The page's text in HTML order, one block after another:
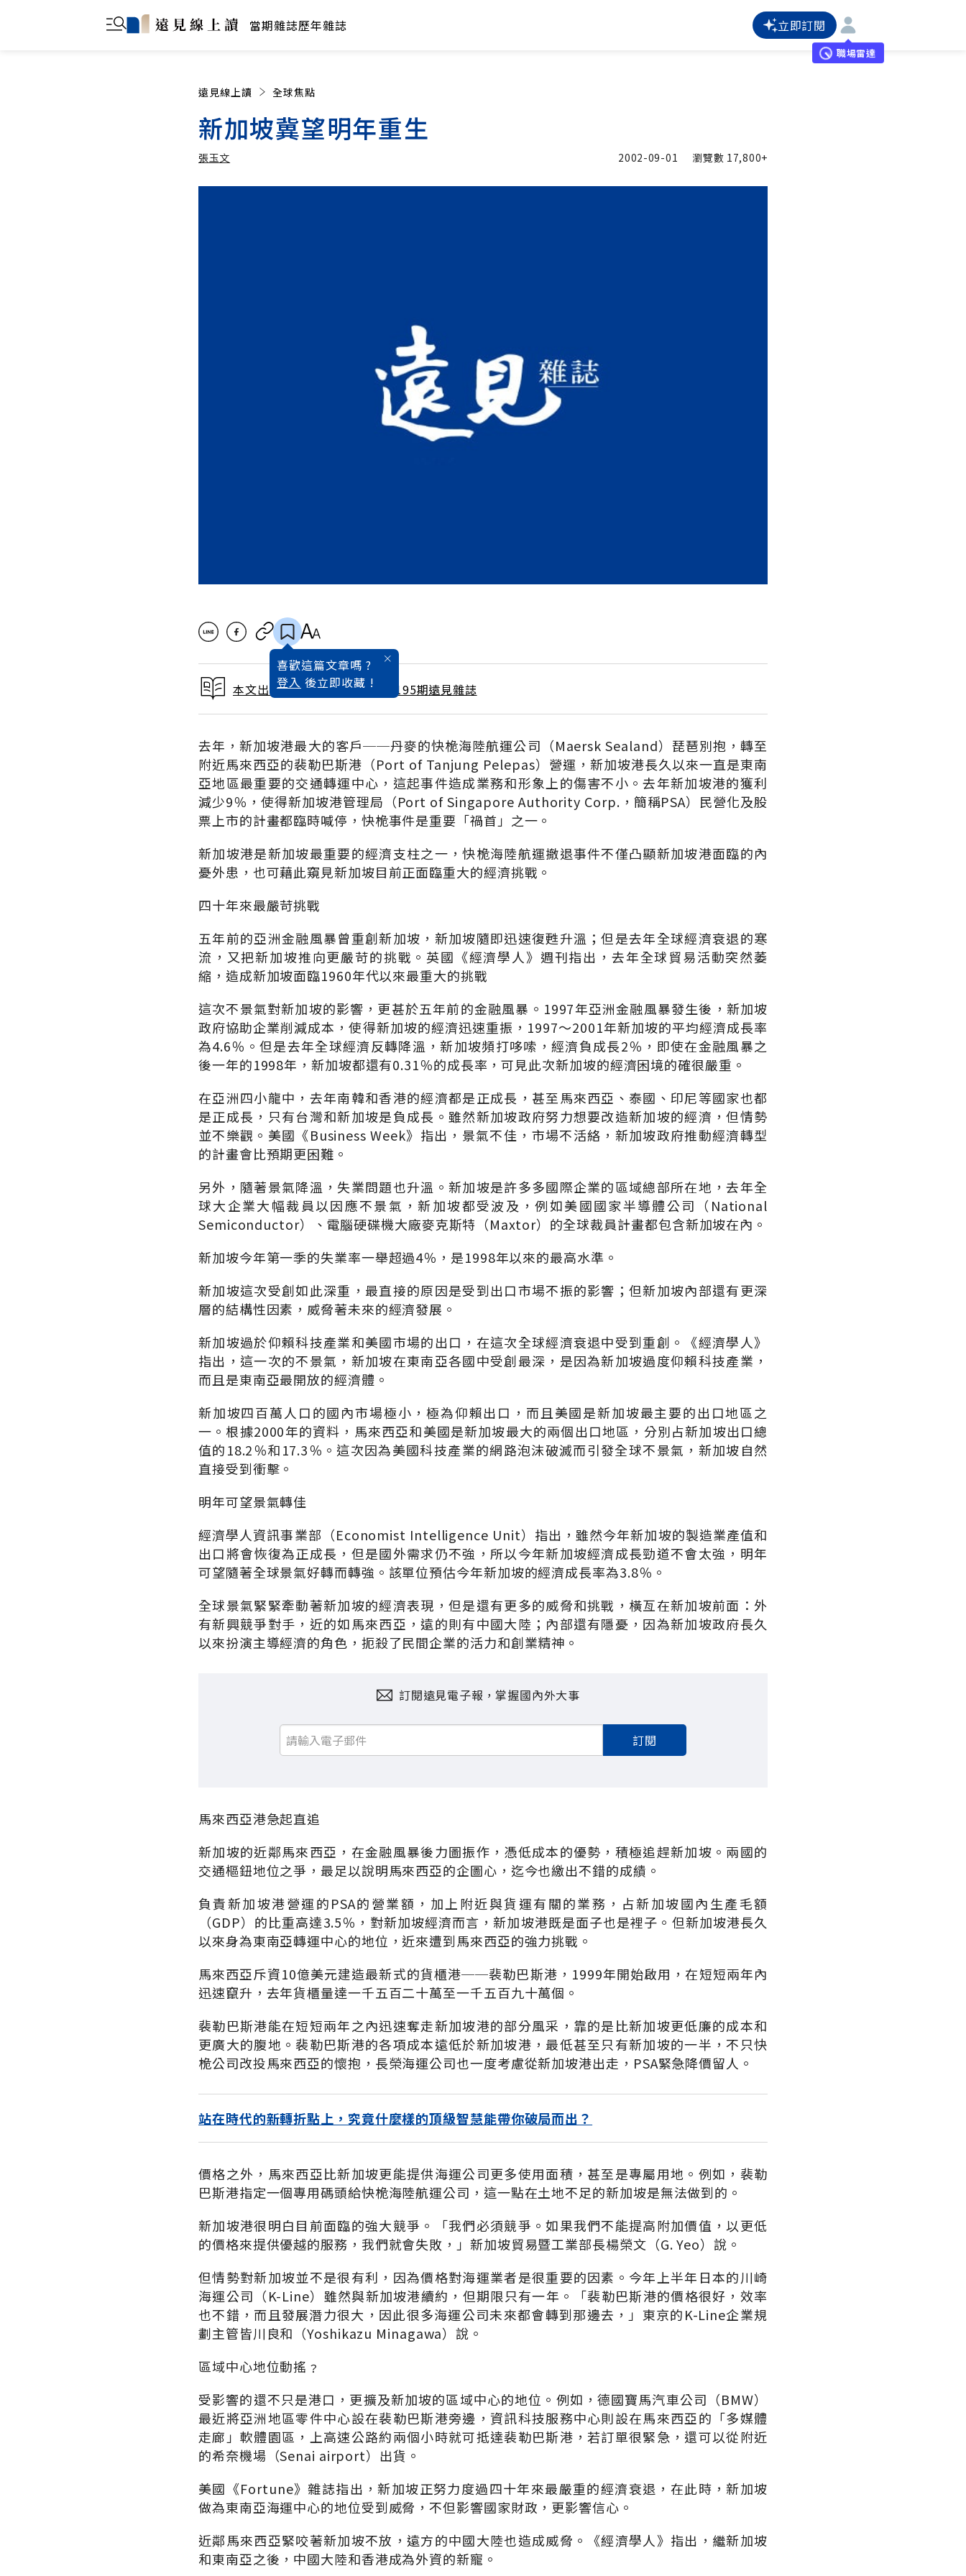
當期雜誌歷年雜誌 立即訂閱
職場雷達
遠見線上讀 全球焦點
新加坡冀望明年重生
張玉文 2002-09-01 瀏覽數 17,800+
喜歡這篇文章嗎 ?
登入 後立即收藏 !
本文出自 2002 / 9月號雜誌 第195期遠見雜誌
去年，新加坡港最大的客戶──丹麥的快桅海陸航運公司（Maersk Sealand）琵琶別抱，轉至
附近馬來西亞的裴勒巴斯港（Port of Tanjung Pelepas）營運，新加坡港長久以來一直是東南
亞地區最重要的交通轉運中心，這起事件造成業務和形象上的傷害不小。去年新加坡港的獲利
減少9％，使得新加坡港管理局（Port of Singapore Authority Corp.，簡稱PSA）民營化及股
票上市的計畫都臨時喊停，快桅事件是重要「禍首」之一。
新加坡港是新加坡最重要的經濟支柱之一，快桅海陸航運撤退事件不僅凸顯新加坡港面臨的內
憂外患，也可藉此窺見新加坡目前正面臨重大的經濟挑戰。
四十年來最嚴苛挑戰
五年前的亞洲金融風暴曾重創新加坡，新加坡隨即迅速復甦升溫；但是去年全球經濟衰退的寒
流，又把新加坡推向更嚴苛的挑戰。英國《經濟學人》週刊指出，去年全球貿易活動突然萎
縮，造成新加坡面臨1960年代以來最重大的挑戰
這次不景氣對新加坡的影響，更甚於五年前的金融風暴。1997年亞洲金融風暴發生後，新加坡
政府協助企業削減成本，使得新加坡的經濟迅速重振，1997～2001年新加坡的平均經濟成長率
為4.6％。但是去年全球經濟反轉降溫，新加坡頻打哆嗦，經濟負成長2％，即使在金融風暴之
後一年的1998年，新加坡都還有0.31％的成長率，可見此次新加坡的經濟困境的確很嚴重。
在亞洲四小龍中，去年南韓和香港的經濟都是正成長，甚至馬來西亞、泰國、印尼等國家也都
是正成長，只有台灣和新加坡是負成長。雖然新加坡政府努力想要改造新加坡的經濟，但情勢
並不樂觀。美國《Business Week》指出，景氣不佳，市場不活絡，新加坡政府推動經濟轉型
的計畫會比預期更困難。
另外，隨著景氣降溫，失業問題也升溫。新加坡是許多多國際企業的區域總部所在地，去年全
球大企業大幅裁員以因應不景氣，新加坡都受波及，例如美國國家半導體公司（National
Semiconductor）、電腦硬碟機大廠麥克斯特（Maxtor）的全球裁員計畫都包含新加坡在內。
新加坡今年第一季的失業率一舉超過4％，是1998年以來的最高水準。
新加坡這次受創如此深重，最直接的原因是受到出口市場不振的影響；但新加坡內部還有更深
層的結構性因素，威脅著未來的經濟發展。
新加坡過於仰賴科技產業和美國市場的出口，在這次全球經濟衰退中受到重創。《經濟學人》
指出，這一次的不景氣，新加坡在東南亞各國中受創最深，是因為新加坡過度仰賴科技產業，
而且是東南亞最開放的經濟體。
新加坡四百萬人口的國內市場極小，極為仰賴出口，而且美國是新加坡最主要的出口地區之
一。根據2000年的資料，馬來西亞和美國是新加坡最大的兩個出口地區，分別占新加坡出口總
值的18.2％和17.3％。這次因為美國科技產業的網路泡沫破滅而引發全球不景氣，新加坡自然
直接受到衝擊。
明年可望景氣轉佳
經濟學人資訊事業部（Economist Intelligence Unit）指出，雖然今年新加坡的製造業產值和
出口將會恢復為正成長，但是國外需求仍不強，所以今年新加坡經濟成長勁道不會太強，明年
可望隨著全球景氣好轉而轉強。該單位預估今年新加坡的經濟成長率為3.8％。
全球景氣緊緊牽動著新加坡的經濟表現，但是還有更多的威脅和挑戰，橫亙在新加坡前面：外
有新興競爭對手，近的如馬來西亞，遠的則有中國大陸；內部還有隱憂，因為新加坡政府長久
以來扮演主導經濟的角色，扼殺了民間企業的活力和創業精神。
訂閱遠見電子報，掌握國內外大事
訂閱
馬來西亞港急起直追
新加坡的近鄰馬來西亞，在金融風暴後力圖振作，憑低成本的優勢，積極追趕新加坡。兩國的
交通樞鈕地位之爭，最足以說明馬來西亞的企圖心，迄今也繳出不錯的成績。
負責新加坡港營運的PSA的營業額，加上附近與貨運有關的業務，占新加坡國內生產毛額
（GDP）的比重高達3.5％，對新加坡經濟而言，新加坡港既是面子也是裡子。但新加坡港長久
以來身為東南亞轉運中心的地位，近來遭到馬來西亞的強力挑戰。
馬來西亞斥資10億美元建造最新式的貨櫃港──裴勒巴斯港，1999年開始啟用，在短短兩年內
迅速竄升，去年貨櫃量達一千五百二十萬至一千五百九十萬個。
裴勒巴斯港能在短短兩年之內迅速奪走新加坡港的部分風采，靠的是比新加坡更低廉的成本和
更廣大的腹地。裴勒巴斯港的各項成本遠低於新加坡港，最低甚至只有新加坡的一半，不只快
桅公司改投馬來西亞的懷抱，長榮海運公司也一度考慮從新加坡港出走，PSA緊急降價留人。
站在時代的新轉折點上，究竟什麼樣的頂級智慧能帶你破局而出？
價格之外，馬來西亞比新加坡更能提供海運公司更多使用面積，甚至是專屬用地。例如，裴勒
巴斯港指定一個專用碼頭給快桅海陸航運公司，這一點在土地不足的新加坡是無法做到的。
新加坡港很明白目前面臨的強大競爭。「我們必須競爭。如果我們不能提高附加價值，以更低
的價格來提供優越的服務，我們就會失敗，」新加坡貿易暨工業部長楊榮文（G. Yeo）說。
但情勢對新加坡並不是很有利，因為價格對海運業者是很重要的因素。今年上半年日本的川崎
海運公司（K-Line）雖然與新加坡港續約，但期限只有一年。「裴勒巴斯港的價格很好，效率
也不錯，而且發展潛力很大，因此很多海運公司未來都會轉到那邊去，」東京的K-Line企業規
劃主管皆川良和（Yoshikazu Minagawa）說。
區域中心地位動搖﹖
受影響的還不只是港口，更擴及新加坡的區域中心的地位。例如，德國寶馬汽車公司（BMW）
最近將亞洲地區零件中心設在裴勒巴斯港旁邊，資訊科技服務中心則設在馬來西亞的「多媒體
走廊」軟體園區，上高速公路約兩個小時就可抵達裴勒巴斯港，若訂單很緊急，還可以從附近
的希奈機場（Senai airport）出貨。
美國《Fortune》雜誌指出，新加坡正努力度過四十年來最嚴重的經濟衰退，在此時，新加坡
做為東南亞海運中心的地位受到威脅，不但影響國家財政，更影響信心。
近鄰馬來西亞緊咬著新加坡不放，遠方的中國大陸也造成威脅。《經濟學人》指出，繼新加坡
和東南亞之後，中國大陸和香港成為外資的新寵。